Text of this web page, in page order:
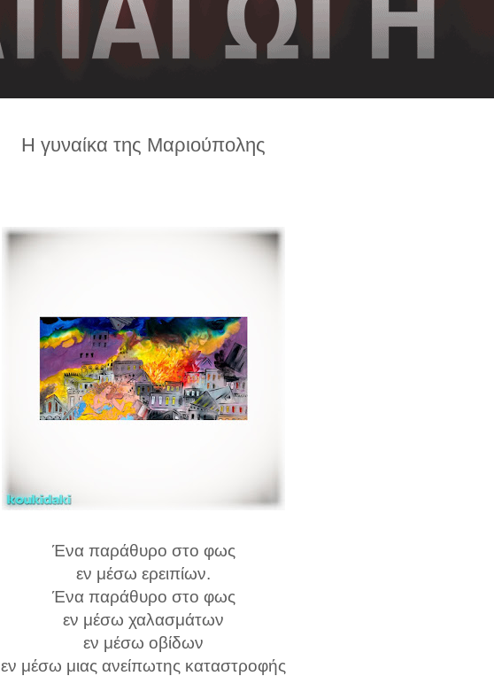
Η γυναίκα της Μαριούπολης
Ένα παράθυρο στο φως
εν μέσω ερειπίων.
Ένα παράθυρο στο φως
εν μέσω χαλασμάτων
εν μέσω οβίδων
εν μέσω μιας ανείπωτης καταστροφής